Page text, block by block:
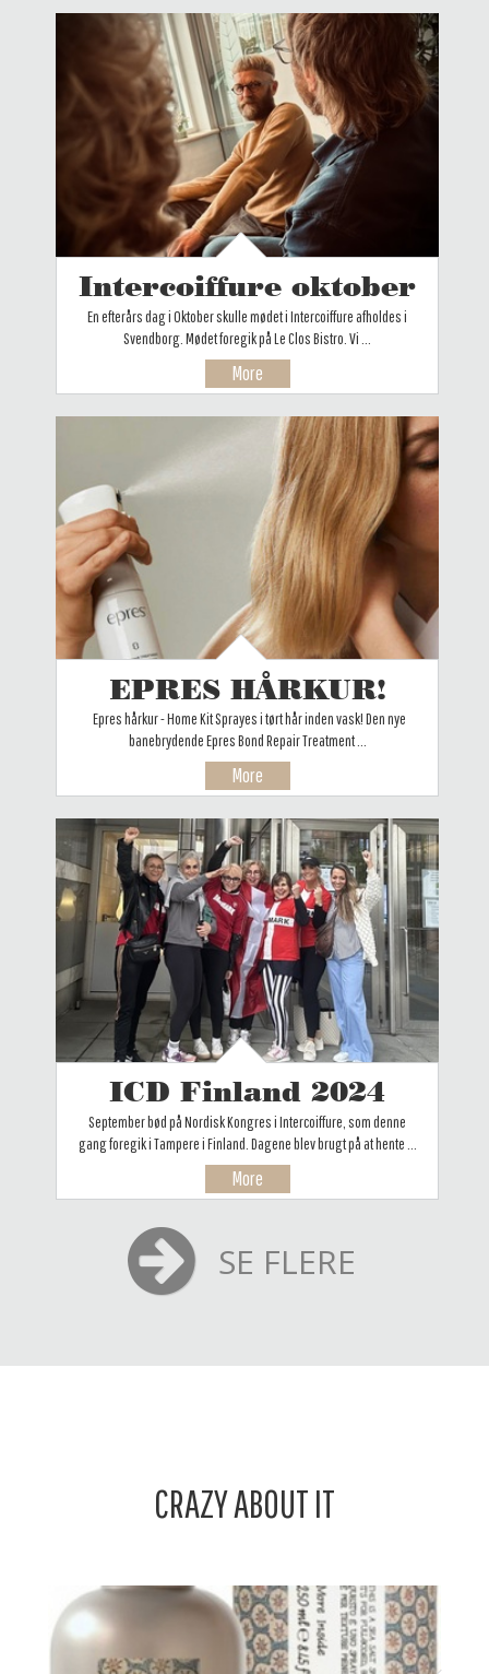
Intercoiffure oktober
En efterårs dag i Oktober skulle mødet i Intercoiffure afholdes i
Svendborg. Mødet foregik på Le Clos Bistro. Vi ...
More
EPRES HÅRKUR!
Epres hårkur - Home Kit Sprayes i tørt hår inden vask! Den nye
banebrydende Epres Bond Repair Treatment ...
More
ICD Finland 2024
September bød på Nordisk Kongres i Intercoiffure, som denne
gang foregik i Tampere i Finland. Dagene blev brugt på at hente ...
More
SE FLERE
CRAZY ABOUT IT